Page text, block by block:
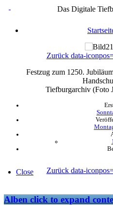
Das Digitale
Zurück data-
Festzug zum 1250.
Tiefburgarchiv (Foto
Zurück data-
Close
Albenclick to expand